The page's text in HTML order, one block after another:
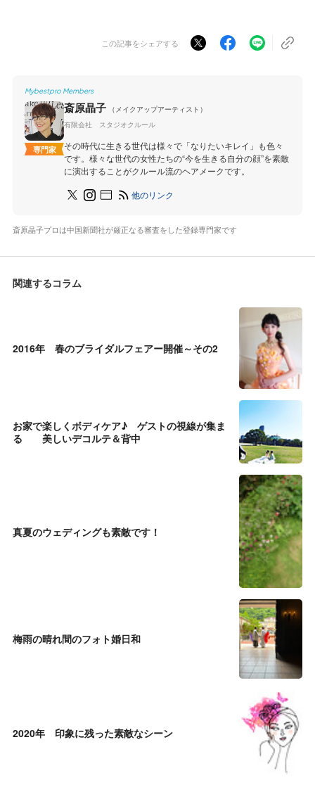
この記事をシェアする
Mybestpro Members
専門家
斎原晶子
（メイクアップアーティスト）
有限会社 スタジオクルール
その時代に生きる世代は様々で「なりたいキレイ」も色々
です。様々な世代の女性たちの“今を生きる自分の顔”を素敵
に演出することがクルール流のヘアメークです。
他のリンク
斎原晶子プロは中国新聞社が厳正なる審査をした登録専門家です
関連するコラム
2016年 春のブライダルフェアー開催～その2
お家で楽しくボディケア♪ ゲストの視線が集ま
る 美しいデコルテ＆背中
真夏のウェディングも素敵です！
梅雨の晴れ間のフォト婚日和
2020年 印象に残った素敵なシーン